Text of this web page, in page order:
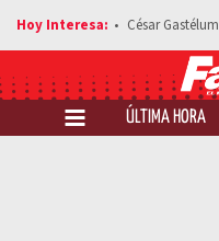
César Gastélum
ÚLTIMA HORA